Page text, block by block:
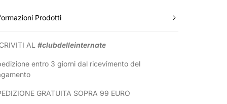
Prodotti
AL#clubdelleinternate
entro 3 giorni dal ricevimento del
GRATUITA SOPRA 99 EURO